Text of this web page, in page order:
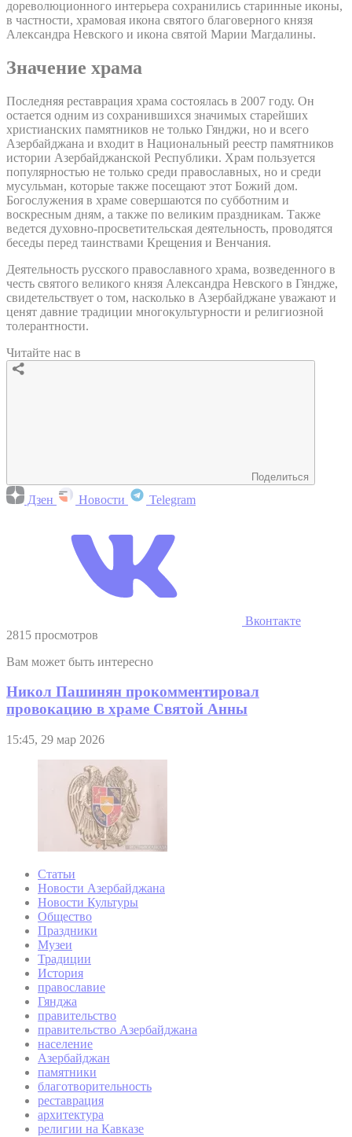
дореволюционного интерьера сохранились старинные иконы,
в частности, храмовая икона святого благоверного князя
Александра Невского и икона святой Марии Магдалины.
Значение храма
Последняя реставрация храма состоялась в 2007 году. Он
остается одним из сохранившихся значимых старейших
христианских памятников не только Гянджи, но и всего
Азербайджана и входит в Национальный реестр памятников
истории Азербайджанской Республики. Храм пользуется
популярностью не только среди православных, но и среди
мусульман, которые также посещают этот Божий дом.
Богослужения в храме совершаются по субботним и
воскресным дням, а также по великим праздникам. Также
ведется духовно-просветительская деятельность, проводятся
беседы перед таинствами Крещения и Венчания.
Деятельность русского православного храма, возведенного в
честь святого великого князя Александра Невского в Гяндже,
свидетельствует о том, насколько в Азербайджане уважают и
ценят давние традиции многокультурности и религиозной
толерантности.
Читайте нас в
Поделиться
Дзен Новости Telegram
Вконтакте
2815 просмотров
Вам может быть интересно
Никол Пашинян прокомментировал
провокацию в храме Святой Анны
15:45, 29 мар 2026
Статьи
Новости Азербайджана
Новости Культуры
Общество
Праздники
Музеи
Традиции
История
православие
Гянджа
правительство
правительство Азербайджана
население
Азербайджан
памятники
благотворительность
реставрация
архитектура
религии на Кавказе